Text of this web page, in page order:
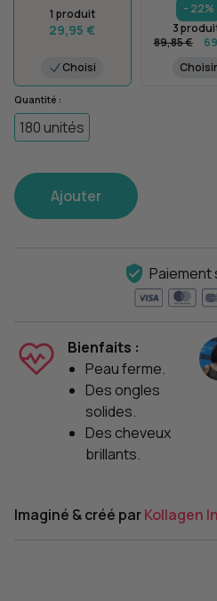
1 produit
29,95 €
Choisi
- 22%
3
89,85 €
Choisir
Quantité :
180 unités
Ajouter
Paiement
Bienfaits :
Peau ferme.
Des ongles
solides.
Des cheveux
brillants.
Imaginé & créé parKollagen